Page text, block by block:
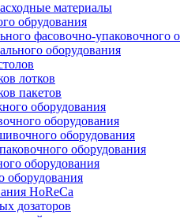
материалы
обрудования
фасовочно-упаковочного
оборудования
лотков
пакетов
оборудования
оборудования
оборудования
оборудования
оборудования
оборудования
HoReCa
дозаторов